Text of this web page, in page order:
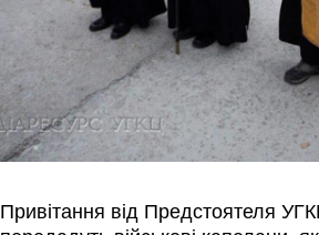
Привітання від Предстоятеля